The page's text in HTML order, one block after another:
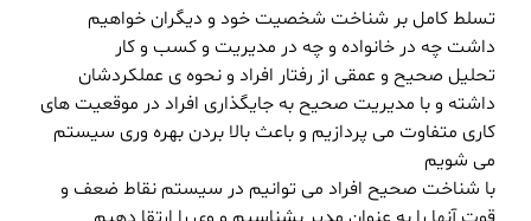
تسلط کامل بر شناخت شخصیت خود و دیگران خواهیم
داشت چه در خانواده و چه در مدیریت و کسب و کار
تحلیل صحیح و عمقی از رفتار افراد و نحوه ی عملکردشان
داشته و با مدیریت صحیح به جایگذاری افراد در موقعیت های
کاری متفاوت می پردازیم و باعث بالا بردن بهره وری سیستم
می شویم
با شناخت صحیح افراد می توانیم در سیستم نقاط ضعف و